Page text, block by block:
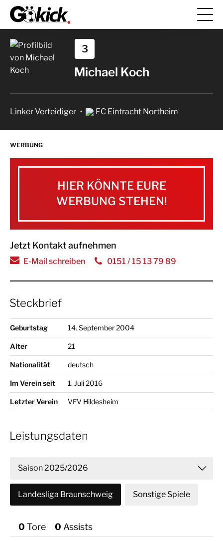
3
Michael Koch
Linker Verteidiger FC Eintracht Northeim
WERBUNG
HIER KÖNNTE EURE
WERBUNG STEHEN!
Jetzt Kontakt aufnehmen
E-Mail schreiben 0151 / 15 13 79 89
Steckbrief
Geburtstag 14. September 2004
Alter 21
Nationalität deutsch
Im Verein seit 1. Juli 2016
Letzter Verein VFV Hildesheim
Leistungsdaten
Landesliga Braunschweig Sonstige Spiele
0 Tor 0 Assist